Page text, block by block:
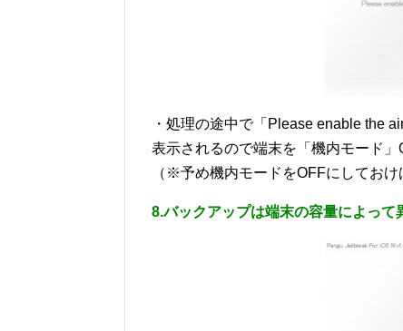
・処理の途中で「Please enable the
表示されるので端末を「機内モード」
（※予め機内モードをOFFにしてお
8.バックアップは端末の容量によって